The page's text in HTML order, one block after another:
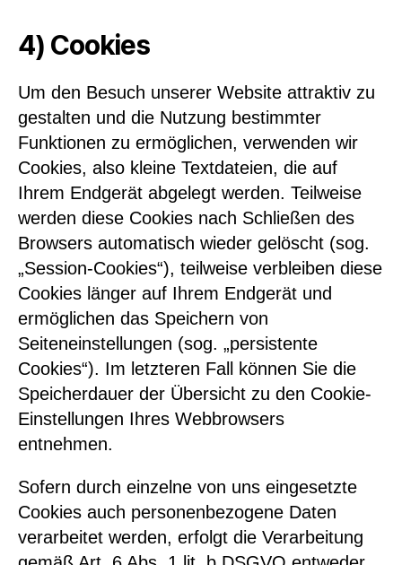
4) Cookies
Um den Besuch unserer Website attraktiv zu
gestalten und die Nutzung bestimmter
Funktionen zu ermöglichen, verwenden wir
Cookies, also kleine Textdateien, die auf
Ihrem Endgerät abgelegt werden. Teilweise
werden diese Cookies nach Schließen des
Browsers automatisch wieder gelöscht (sog.
„Session-Cookies“), teilweise verbleiben diese
Cookies länger auf Ihrem Endgerät und
ermöglichen das Speichern von
Seiteneinstellungen (sog. „persistente
Cookies“). Im letzteren Fall können Sie die
Speicherdauer der Übersicht zu den Cookie-
Einstellungen Ihres Webbrowsers
entnehmen.
Sofern durch einzelne von uns eingesetzte
Cookies auch personenbezogene Daten
verarbeitet werden, erfolgt die Verarbeitung